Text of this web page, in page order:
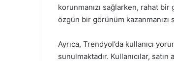
korunmanızı sağlarken, rahat
özgün bir görünüm kazanmanızı
Ayrıca, Trendyol’da kullanıcı
sunulmaktadır. Kullanıcılar,